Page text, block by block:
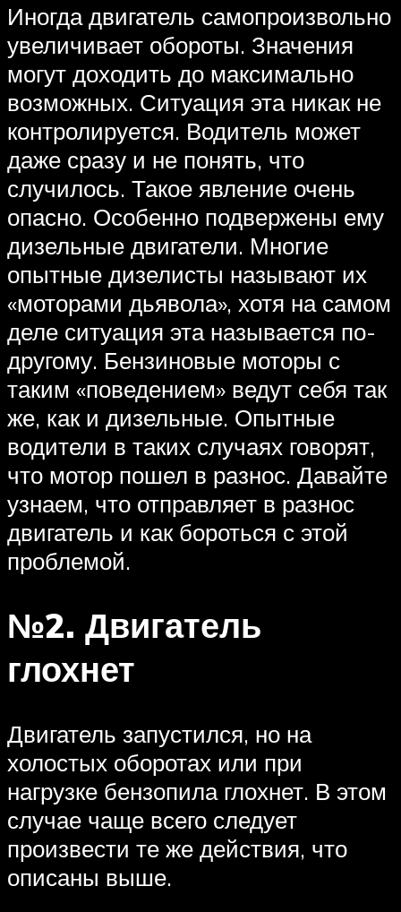
Иногда двигатель самопроизвольно
увеличивает обороты. Значения
могут доходить до максимально
возможных. Ситуация эта никак не
контролируется. Водитель может
даже сразу и не понять, что
случилось. Такое явление очень
опасно. Особенно подвержены ему
дизельные двигатели. Многие
опытные дизелисты называют их
«моторами дьявола», хотя на самом
деле ситуация эта называется по-
другому. Бензиновые моторы с
таким «поведением» ведут себя так
же, как и дизельные. Опытные
водители в таких случаях говорят,
что мотор пошел в разнос. Давайте
узнаем, что отправляет в разнос
двигатель и как бороться с этой
проблемой.
№2. Двигатель
глохнет
Двигатель запустился, но на
холостых оборотах или при
нагрузке бензопила глохнет. В этом
случае чаще всего следует
произвести те же действия, что
описаны выше.